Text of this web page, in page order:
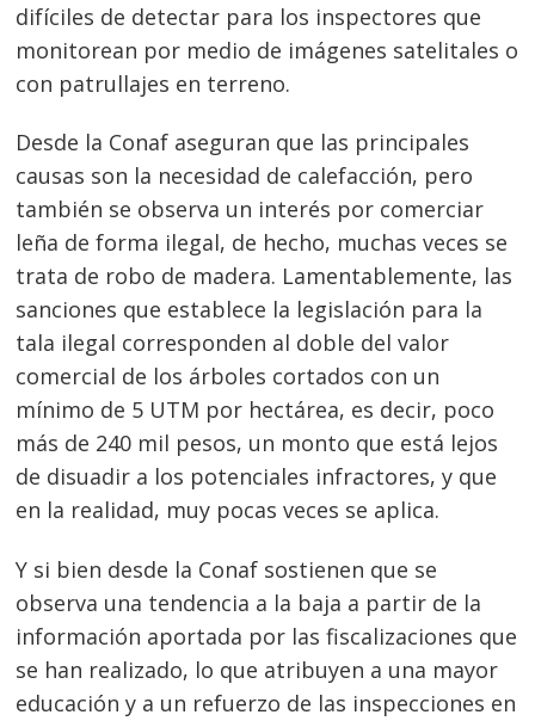
difíciles de detectar para los inspectores que
monitorean por medio de imágenes satelitales o
con patrullajes en terreno.
Desde la Conaf aseguran que las principales
causas son la necesidad de calefacción, pero
también se observa un interés por comerciar
leña de forma ilegal, de hecho, muchas veces se
trata de robo de madera. Lamentablemente, las
sanciones que establece la legislación para la
tala ilegal corresponden al doble del valor
comercial de los árboles cortados con un
mínimo de 5 UTM por hectárea, es decir, poco
más de 240 mil pesos, un monto que está lejos
de disuadir a los potenciales infractores, y que
en la realidad, muy pocas veces se aplica.
Y si bien desde la Conaf sostienen que se
observa una tendencia a la baja a partir de la
información aportada por las fiscalizaciones que
se han realizado, lo que atribuyen a una mayor
educación y a un refuerzo de las inspecciones en